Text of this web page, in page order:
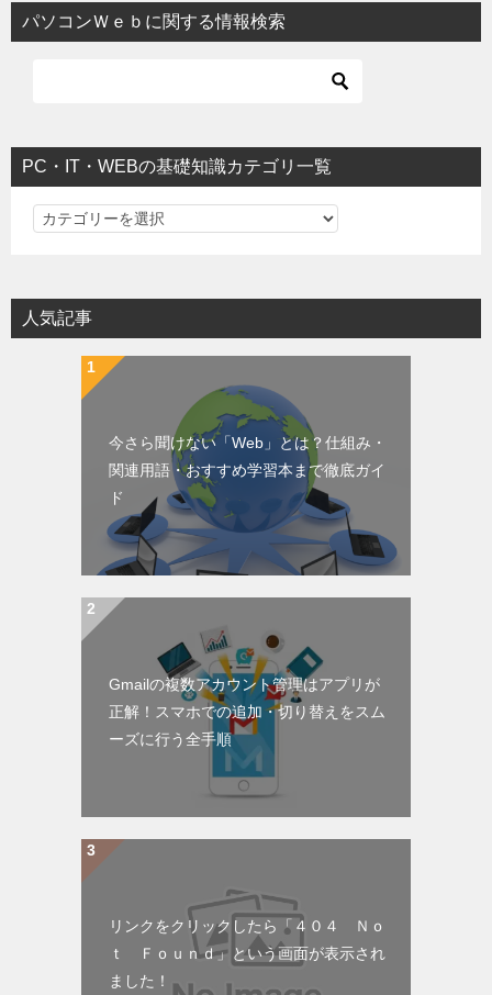
パソコンＷｅｂに関する情報検索
PC・IT・WEBの基礎知識カテゴリ一覧
PC・IT・WEBの基礎知識カテゴリ一覧
人気記事
今さら聞けない「Web」とは？仕組み・
関連用語・おすすめ学習本まで徹底ガイ
ド
Gmailの複数アカウント管理はアプリが
正解！スマホでの追加・切り替えをスム
ーズに行う全手順
リンクをクリックしたら「４０４ Ｎｏ
ｔ Ｆｏｕｎｄ」という画面が表示され
ました！